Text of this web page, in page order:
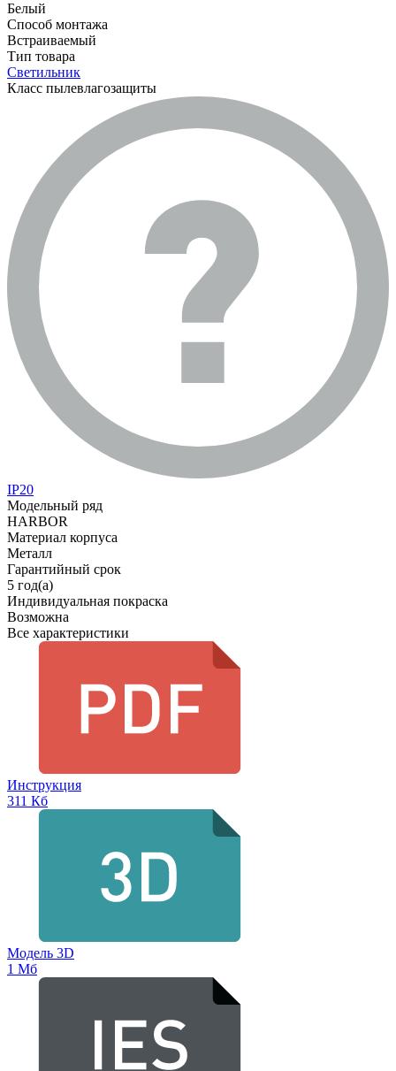
Белый
Способ монтажа
Встраиваемый
Тип товара
Светильник
Класс пылевлагозащиты
IP20
Модельный ряд
HARBOR
Материал корпуса
Металл
Гарантийный срок
5 год(а)
Индивидуальная покраска
Возможна
Все характеристики
Инструкция
311 Кб
Модель 3D
1 Мб